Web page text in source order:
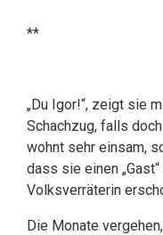
**
„Du Igor!“, zeigt sie
Schachzug, falls
wohnt sehr einsam,
dass sie einen
Volksverräterin
Die Monate